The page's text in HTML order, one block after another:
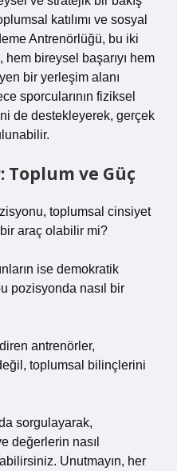
katılımı ve sosyal
Antrenörlüğü, bu iki
hem bireysel başarıyı hem
bir yerleşim alanı
sporcularının fiziksel
de destekleyerek, gerçek
ve Güç
toplumsal cinsiyet
araç olabilir mi?
ise demokratik
pozisyonda nasıl bir
antrenörler,
toplumsal bilinçlerini
sorgulayarak,
değerlerin nasıl
Unutmayın, her